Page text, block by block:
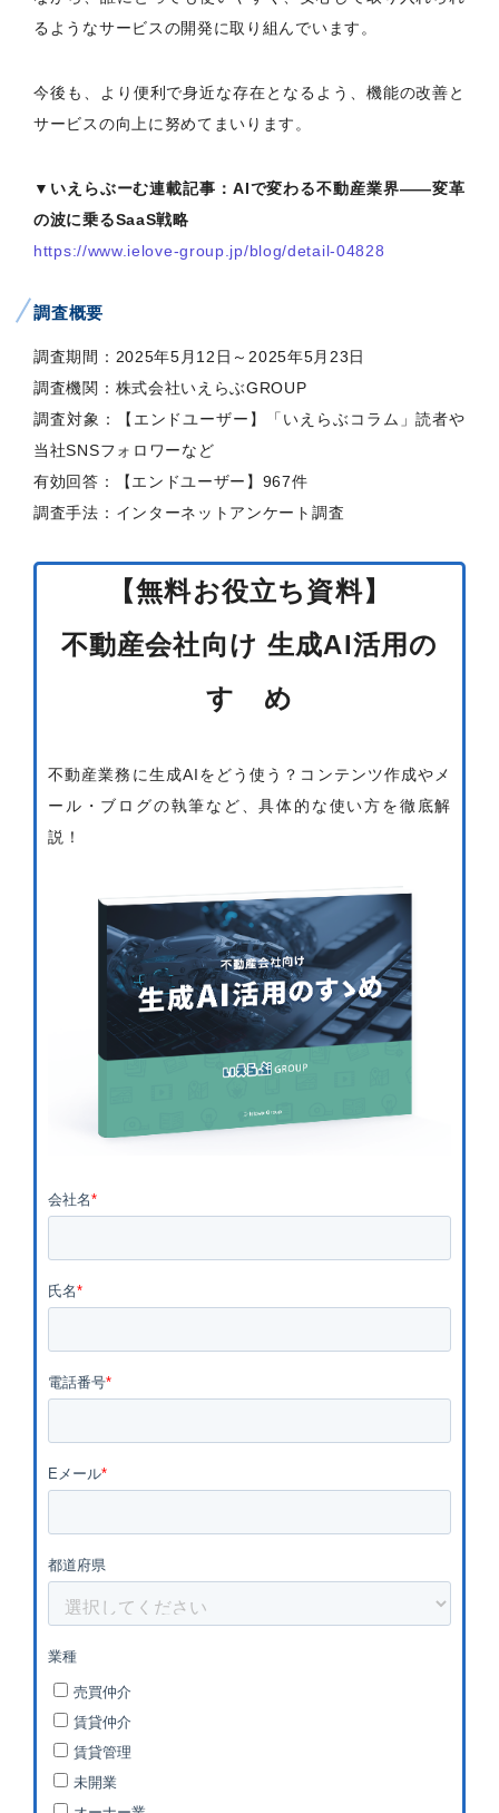
るようなサービスの開発に取り組んでいます。
今後も、より便利で身近な存在となるよう、機能の改善と
サービスの向上に努めてまいります。
▼いえらぶーむ連載記事：AIで変わる不動産業界――変革
の波に乗るSaaS戦略
https://www.ielove-group.jp/blog/detail-04828
調査概要
調査期間：2025年5月12日～2025年5月23日
調査機関：株式会社いえらぶGROUP
調査対象：【エンドユーザー】「いえらぶコラム」読者や
当社SNSフォロワーなど
有効回答：【エンドユーザー】967件
調査手法：インターネットアンケート調査
【無料お役立ち資料】
不動産会社向け 生成AI活用の
すゝめ
不動産業務に生成AIをどう使う？コンテンツ作成やメ
ール・ブログの執筆など、具体的な使い方を徹底解
説！